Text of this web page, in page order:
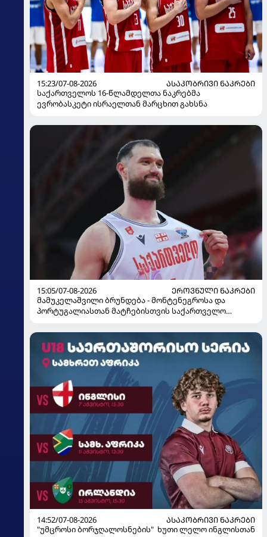
15:23/07-08-2026
ᲐᲡᲐᲙᲝᲑᲠᲘᲕᲘ ᲜᲐᲙᲠᲔᲑᲘ
საქართველოს 16-წლამდელთა ნაკრებმა
ევრობასკეტი ისრაელთან მარცხით გახსნა
15:05/07-08-2026
ᲔᲠᲝᲕᲜᲣᲚᲘ ᲜᲐᲙᲠᲔᲑᲘ
მამუკელაშვილი ბრუნდება - მონტენეგროსა და
პორტუგალიასთან მატჩებისთვის საქართველო
14:52/07-08-2026
ᲐᲡᲐᲙᲝᲑᲠᲘᲕᲘ ᲜᲐᲙᲠᲔᲑᲘ
"უმცროსი ბორჯღალოსნების" ხუთი ლელო ინგლისთან